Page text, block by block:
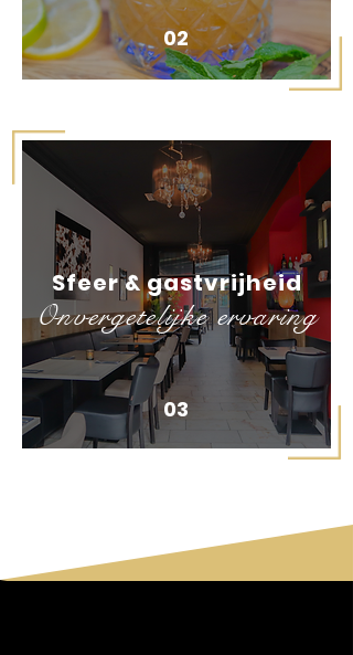
02
03
Onvergetelijke ervaring
Sfeer & gastvrijheid